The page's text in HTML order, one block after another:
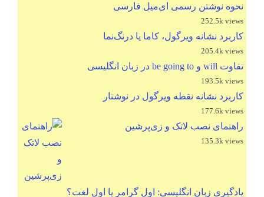
نحوه نوشتن رسمی ای‌میل فارسی
252.5k views
کاربرد نشانه ویرگول، کاما یا درنگ‌نما
205.4k views
تفاوت will و be going to در زبان انگلیسی
193.5k views
کاربرد نشانه نقطه ویرگول در نوشتار
177.6k views
راهنمای نصب لاتک و زی‌پرشین
135.3k views
یادگیری زبان انگلیسی: اول گرامر یا اول لغت؟